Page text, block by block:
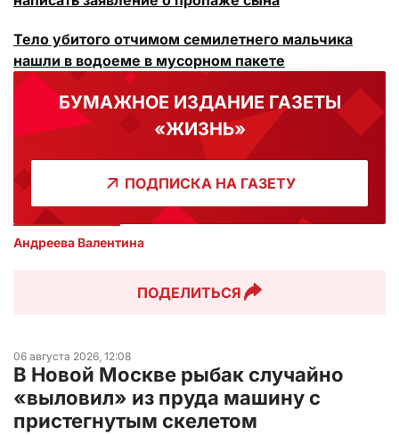
Тело убитого отчимом семилетнего мальчика
нашли в водоеме в мусорном пакете
БУМАЖНОЕ ИЗДАНИЕ ГАЗЕТЫ
«ЖИЗНЬ»
ПОДПИСКА НА ГАЗЕТУ
Андреева Валентина
ПОДЕЛИТЬСЯ
06 августа 2026, 12:08
В Новой Москве рыбак случайно
«выловил» из пруда машину с
пристегнутым скелетом